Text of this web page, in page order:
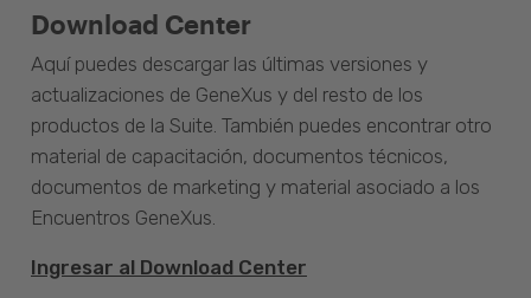
Download Center
Aquí puedes descargar las últimas versiones y
actualizaciones de GeneXus y del resto de los
productos de la Suite. También puedes encontrar otro
material de capacitación, documentos técnicos,
documentos de marketing y material asociado a los
Encuentros GeneXus.
Ingresar al Download Center